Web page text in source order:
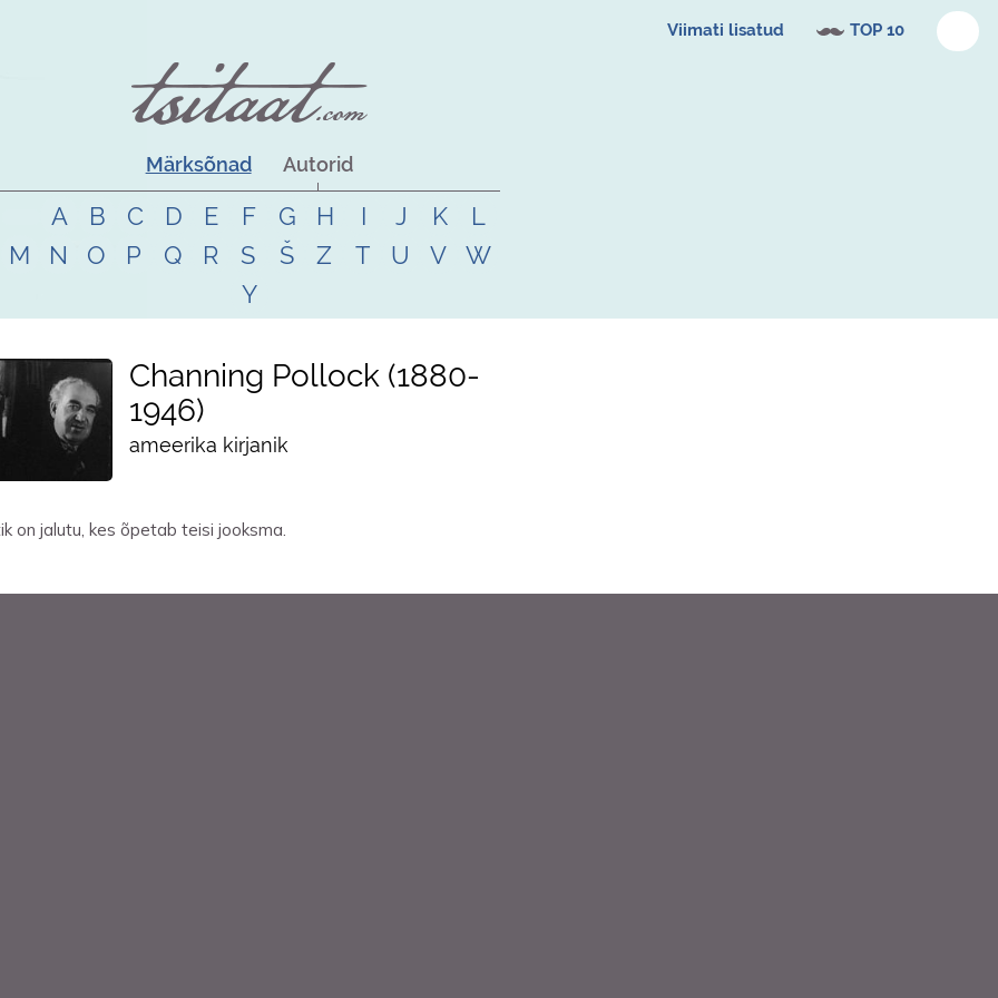
Viimati lisatud TOP 10
Märksõnad Autorid
A B C D E F G H I J K
L
M
N O P Q R S Š Z T U V
W
Y
Channing Pollock 1880-
1946
ameerika kirjanik
on jalutu, kes õpetab teisi jooksma.